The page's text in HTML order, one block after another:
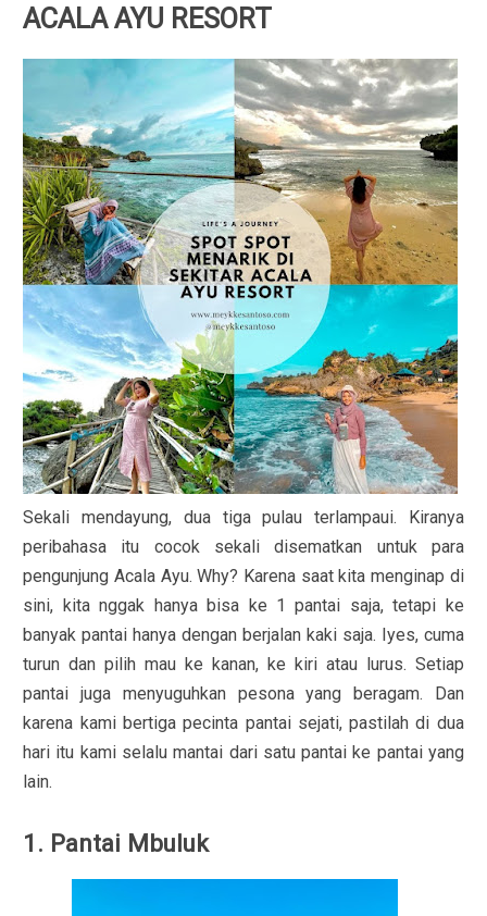
ACALA AYU RESORT
Sekali mendayung, dua tiga pulau terlampaui. Kiranya
peribahasa itu cocok sekali disematkan untuk para
pengunjung Acala Ayu. Why? Karena saat kita menginap di
sini, kita nggak hanya bisa ke 1 pantai saja, tetapi ke
banyak pantai hanya dengan berjalan kaki saja. Iyes, cuma
turun dan pilih mau ke kanan, ke kiri atau lurus. Setiap
pantai juga menyuguhkan pesona yang beragam. Dan
karena kami bertiga pecinta pantai sejati, pastilah di dua
hari itu kami selalu mantai dari satu pantai ke pantai yang
lain.
1. Pantai Mbuluk